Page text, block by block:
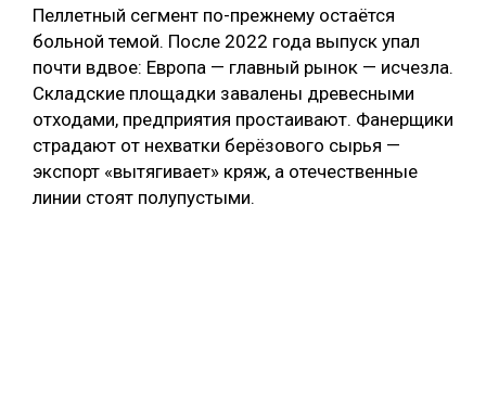
Пеллетный сегмент по-прежнему остаётся
больной темой. После 2022 года выпуск упал
почти вдвое: Европа — главный рынок — исчезла.
Складские площадки завалены древесными
отходами, предприятия простаивают. Фанерщики
страдают от нехватки берёзового сырья —
экспорт «вытягивает» кряж, а отечественные
линии стоят полупустыми.